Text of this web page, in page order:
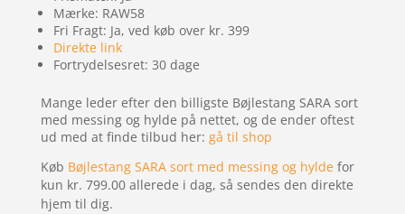
Mærke: RAW58
Fri Fragt: Ja, ved køb over kr. 399
Direkte link
Fortrydelsesret: 30 dage
Mange leder efter den billigste Bøjlestang SARA sort
med messing og hylde på nettet, og de ender oftest
ud med at finde tilbud her: gå til shop
Køb Bøjlestang SARA sort med messing og hyldefor
kun kr. 799.00 allerede i dag, så sendes den direkte
hjem til dig.